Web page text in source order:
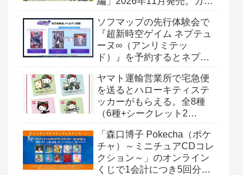
プレミアムバンダイ予約開
始。
ソフマップの先行体験会で
『超新時空ゲイム ネプテュ
ーヌ∞（アンリミテッ
ド）』を予約するとネプテ
もらえる。8月8日（土）＠
ソフマップAKIBA
ヤマト運輸営業所で宅急便
を送るとハローキティステ
ッカーがもらえる。全8種
（6種+シークレット2
キラシール。
「森口博子 Pokecha（ポケ
チャ）～ミニチュアCDコレ
クション～」のオンライン
くじで1会計につき5回分購